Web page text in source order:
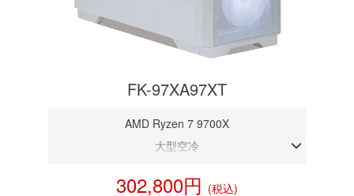
FK-97XA97XT
AMD Ryzen 7 9700X
大型空冷
RX 9070 XT 16GB
302,800円 (税込)